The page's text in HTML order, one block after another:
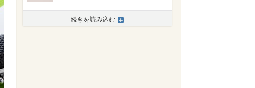
続きを読み込む